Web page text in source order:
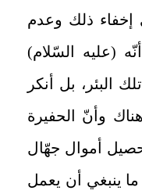
إخفاء ذلك وعدم
(عليه السّلام)
بل أنكر
وأنّ الحفيرة
أموال جهّال
ما ينبغي أن يعمل